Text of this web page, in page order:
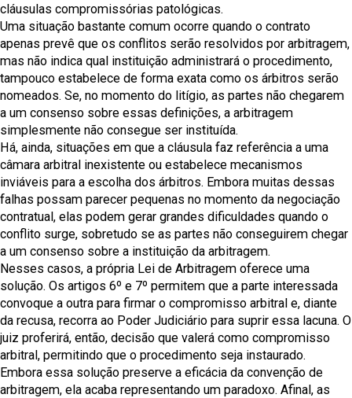
cláusulas compromissórias patológicas.
Uma situação bastante comum ocorre quando o contrato
apenas prevê que os conflitos serão resolvidos por arbitragem,
mas não indica qual instituição administrará o procedimento,
tampouco estabelece de forma exata como os árbitros serão
nomeados. Se, no momento do litígio, as partes não chegarem
a um consenso sobre essas definições, a arbitragem
simplesmente não consegue ser instituída.
Há, ainda, situações em que a cláusula faz referência a uma
câmara arbitral inexistente ou estabelece mecanismos
inviáveis para a escolha dos árbitros. Embora muitas dessas
falhas possam parecer pequenas no momento da negociação
contratual, elas podem gerar grandes dificuldades quando o
conflito surge, sobretudo se as partes não conseguirem chegar
a um consenso sobre a instituição da arbitragem.
Nesses casos, a própria Lei de Arbitragem oferece uma
solução. Os artigos 6º e 7º permitem que a parte interessada
convoque a outra para firmar o compromisso arbitral e, diante
da recusa, recorra ao Poder Judiciário para suprir essa lacuna. O
juiz proferirá, então, decisão que valerá como compromisso
arbitral, permitindo que o procedimento seja instaurado.
Embora essa solução preserve a eficácia da convenção de
arbitragem, ela acaba representando um paradoxo. Afinal, as